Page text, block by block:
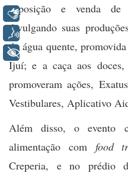
exposição e venda
divulgando suas
de água quente,
Ijuí; e a caça aos doces,
promoveram ações,
Vestibulares, Aplicativo
Além disso, o evento
alimentação com food
Creperia, e no prédio
Libras
Voz
+ Acessibilidade